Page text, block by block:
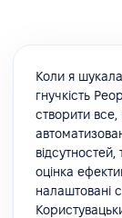
Коли я
гнучкість
створити
оцінка
налаштовані